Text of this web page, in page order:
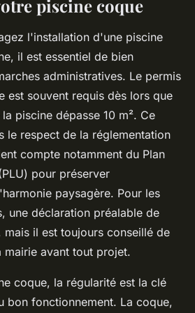
piscine coque
l'installation d'une piscine
il est essentiel de bien
administratives. Le permis
est souvent requis dès lors que
piscine dépasse 10 m². Ce
le respect de la réglementation
compte notamment du Plan
pour préserver
paysagère. Pour les
une déclaration préalable de
il est toujours conseillé de
avant tout projet.
coque, la régularité est la clé
bon fonctionnement. La coque,